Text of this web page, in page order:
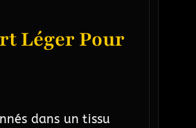
Léger Pour
dans un tissu